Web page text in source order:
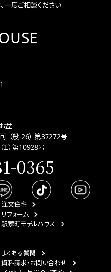
一度ご相談ください
盆
（般-26） 第37272号
１）第10928号
0365
注文住宅
リフォーム
駅家町モデルハウス
よくある質問
資料請求・お問い合わせ